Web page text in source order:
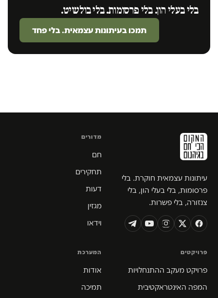
בלי בעלי הון. בלי פרסומות. בלי בולשיט.
תמכו בעיתונות עצמאית. בלי פחד
עיתונות עצמאית חוקרת. בלי
פרסומות, בלי בעלי הון, בלי
צנזורה, בלי פשרות.
מדורים
חם
תחקירים
דעות
מגזין
וידאו
פרויקטים
פרויקט מעקב ההתנחלויות
המפה האינטראקטיבית
המערכת
אודות
תמיכה